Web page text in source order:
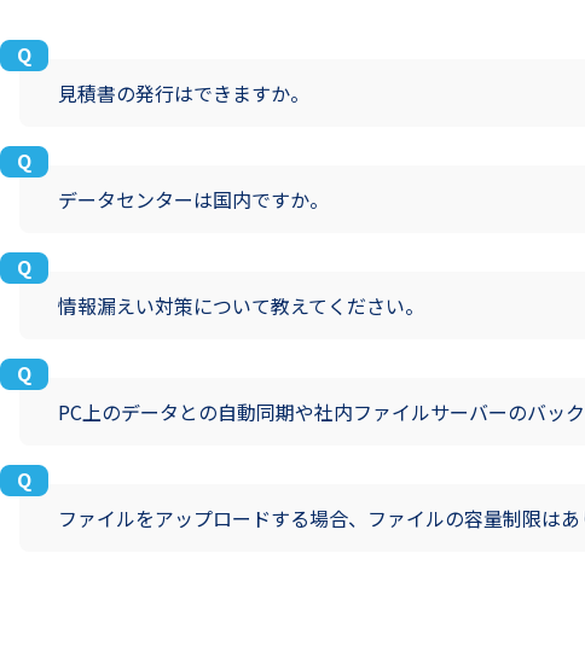
見積書の発行はできますか。
データセンターは国内ですか。
情報漏えい対策について教えてください。
PC上のデータとの自動同期や社内ファイルサーバーのバッ
ファイルをアップロードする場合、ファイルの容量制限は